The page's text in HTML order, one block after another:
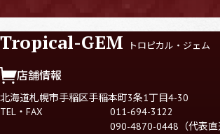
Tropical-GEM トロピカル・ジェム
店舗情報
北海道札幌市手稲区手稲本町3条1丁目4-30
TEL・FAX
011-694-3122
090-4870-0448（代表直